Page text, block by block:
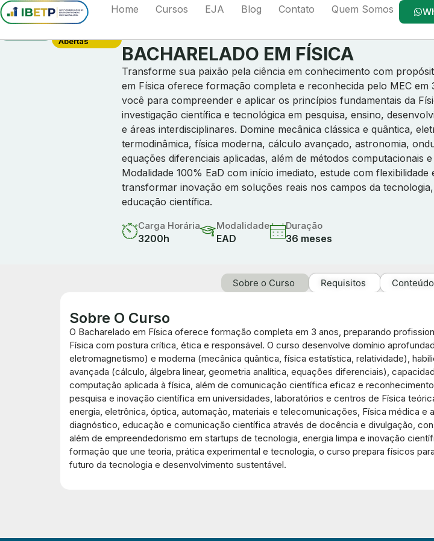
Home Cursos EJA Blog Contato Quem Somos
Abertas
BACHARELADO EM FÍSICA
Transforme sua paixão pela ciência em conhecimento com
em Física oferece formação completa e reconhecida pelo MEC em
você para compreender e aplicar os princípios fundamentais da
investigação científica e tecnológica em pesquisa, ensino,
e áreas interdisciplinares. Domine mecânica clássica e quântica,
termodinâmica, física moderna, cálculo avançado, astronomia,
equações diferenciais aplicadas, além de métodos computacionais
Modalidade 100% EaD com início imediato, estude com
transformar inovação em soluções reais nos campos da
educação científica.
Carga Horária
3200h
Modalidade
EAD
Duração
36 meses
Sobre o Curso Requisitos
Sobre O Curso
O Bacharelado em Física oferece formação completa em 3 anos, preparando
Física com postura crítica, ética e responsável. O curso desenvolve domínio
eletromagnetismo) e moderna (mecânica quântica, física estatística, relatividade),
avançada (cálculo, álgebra linear, geometria analítica, equações diferenciais),
computação aplicada à física, além de comunicação científica eficaz e
pesquisa e inovação científica em universidades, laboratórios e centros de Física
energia, eletrônica, óptica, automação, materiais e telecomunicações, Física médica
diagnóstico, educação e comunicação científica através de docência e divulgação,
além de empreendedorismo em startups de tecnologia, energia limpa e inovação
formação que une teoria, prática experimental e tecnologia, o curso prepara físicos
futuro da tecnologia e desenvolvimento sustentável.